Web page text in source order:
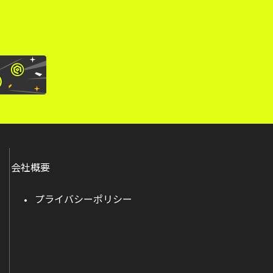
会社概要
プライバシーポリシー